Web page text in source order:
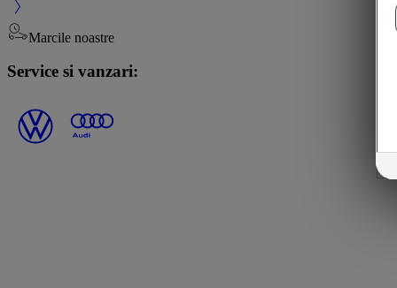
Marcile noastre
Service si vanzari: